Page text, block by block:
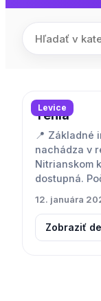
Levice
Tehla
📍 Základné
nachádza v
Nitrianskom
dostupná.
12. januára
Zobraziť